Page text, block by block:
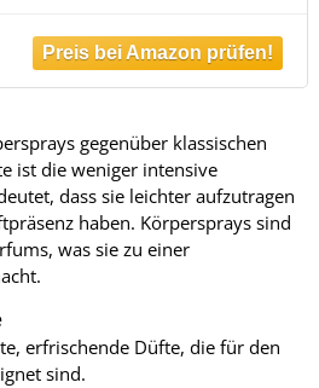
gegenüber klassischen
ist die weniger intensive
dass sie leichter aufzutragen
haben. Körpersprays sind
was sie zu einer
erfrischende Düfte, die für den
sind.